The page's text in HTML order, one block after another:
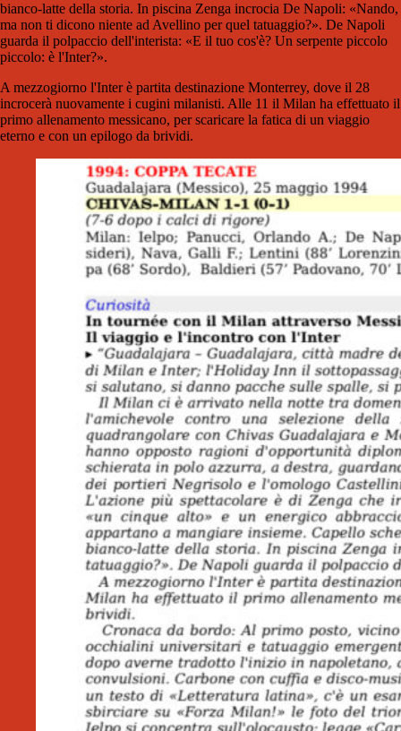
bianco-latte della storia. In piscina Zenga incrocia De Napoli: «Nando,
ma non ti dicono niente ad Avellino per quel tatuaggio?». De Napoli
guarda il polpaccio dell'interista: «E il tuo cos'è? Un serpente piccolo
piccolo: è l'Inter?».
A mezzogiorno l'Inter è partita destinazione Monterrey, dove il 28
incrocerà nuovamente i cugini milanisti. Alle 11 il Milan ha effettuato il
primo allenamento messicano, per scaricare la fatica di un viaggio
eterno e con un epilogo da brividi.